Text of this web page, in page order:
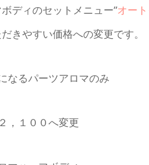
ディのセットメニュー”オー
きやすい価格への変更です。
るパーツアロマのみ
，１００へ変更